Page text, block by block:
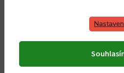
8595155108203